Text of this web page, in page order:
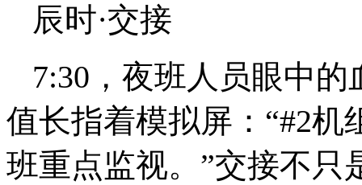
辰时·交接
7:30，夜班人员眼中
值长指着模拟屏：“#2
班重点监视。”交接不只